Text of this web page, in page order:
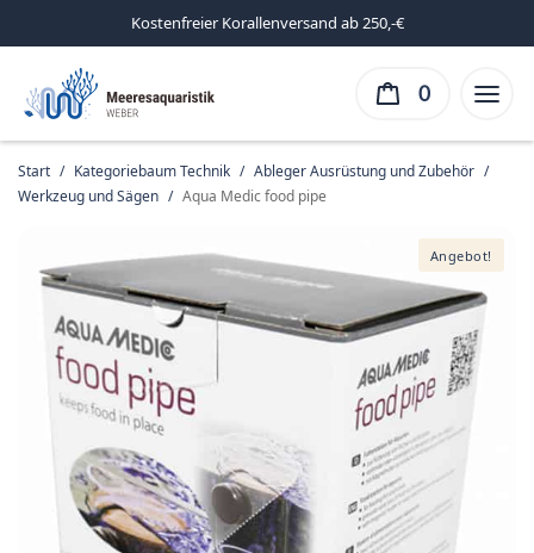
Kostenfreier Korallenversand ab 250,-€
0
Start / Kategoriebaum Technik / Ableger Ausrüstung und Zubehör /
Werkzeug und Sägen / Aqua Medic food pipe
Angebot!